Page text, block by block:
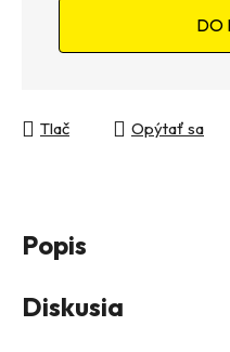
DO
Tlač Opýtať sa
Popis
Diskusia